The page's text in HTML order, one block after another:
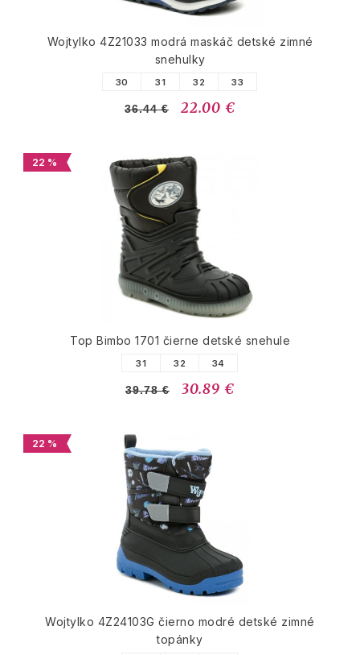
Wojtylko 4Z21033 modrá maskáč detské zimné
snehulky
30 31 32 33
36.44 € 22.00 €
22 %
Top Bimbo 1701 čierne detské snehule
31 32 34
39.78 € 30.89 €
22 %
Wojtylko 4Z24103G čierno modré detské zimné
topánky